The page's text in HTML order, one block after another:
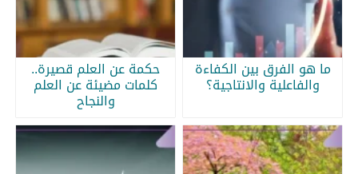
ما هو الفرق بين الكفاءة
والفاعلية والانتاجية؟
حكمة عن العلم قصيرة..
كلمات مضيئة عن العلم
والنجاح